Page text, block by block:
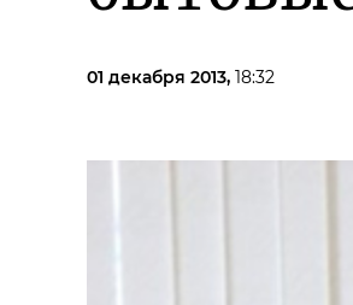
01 декабря 2013, 18:32